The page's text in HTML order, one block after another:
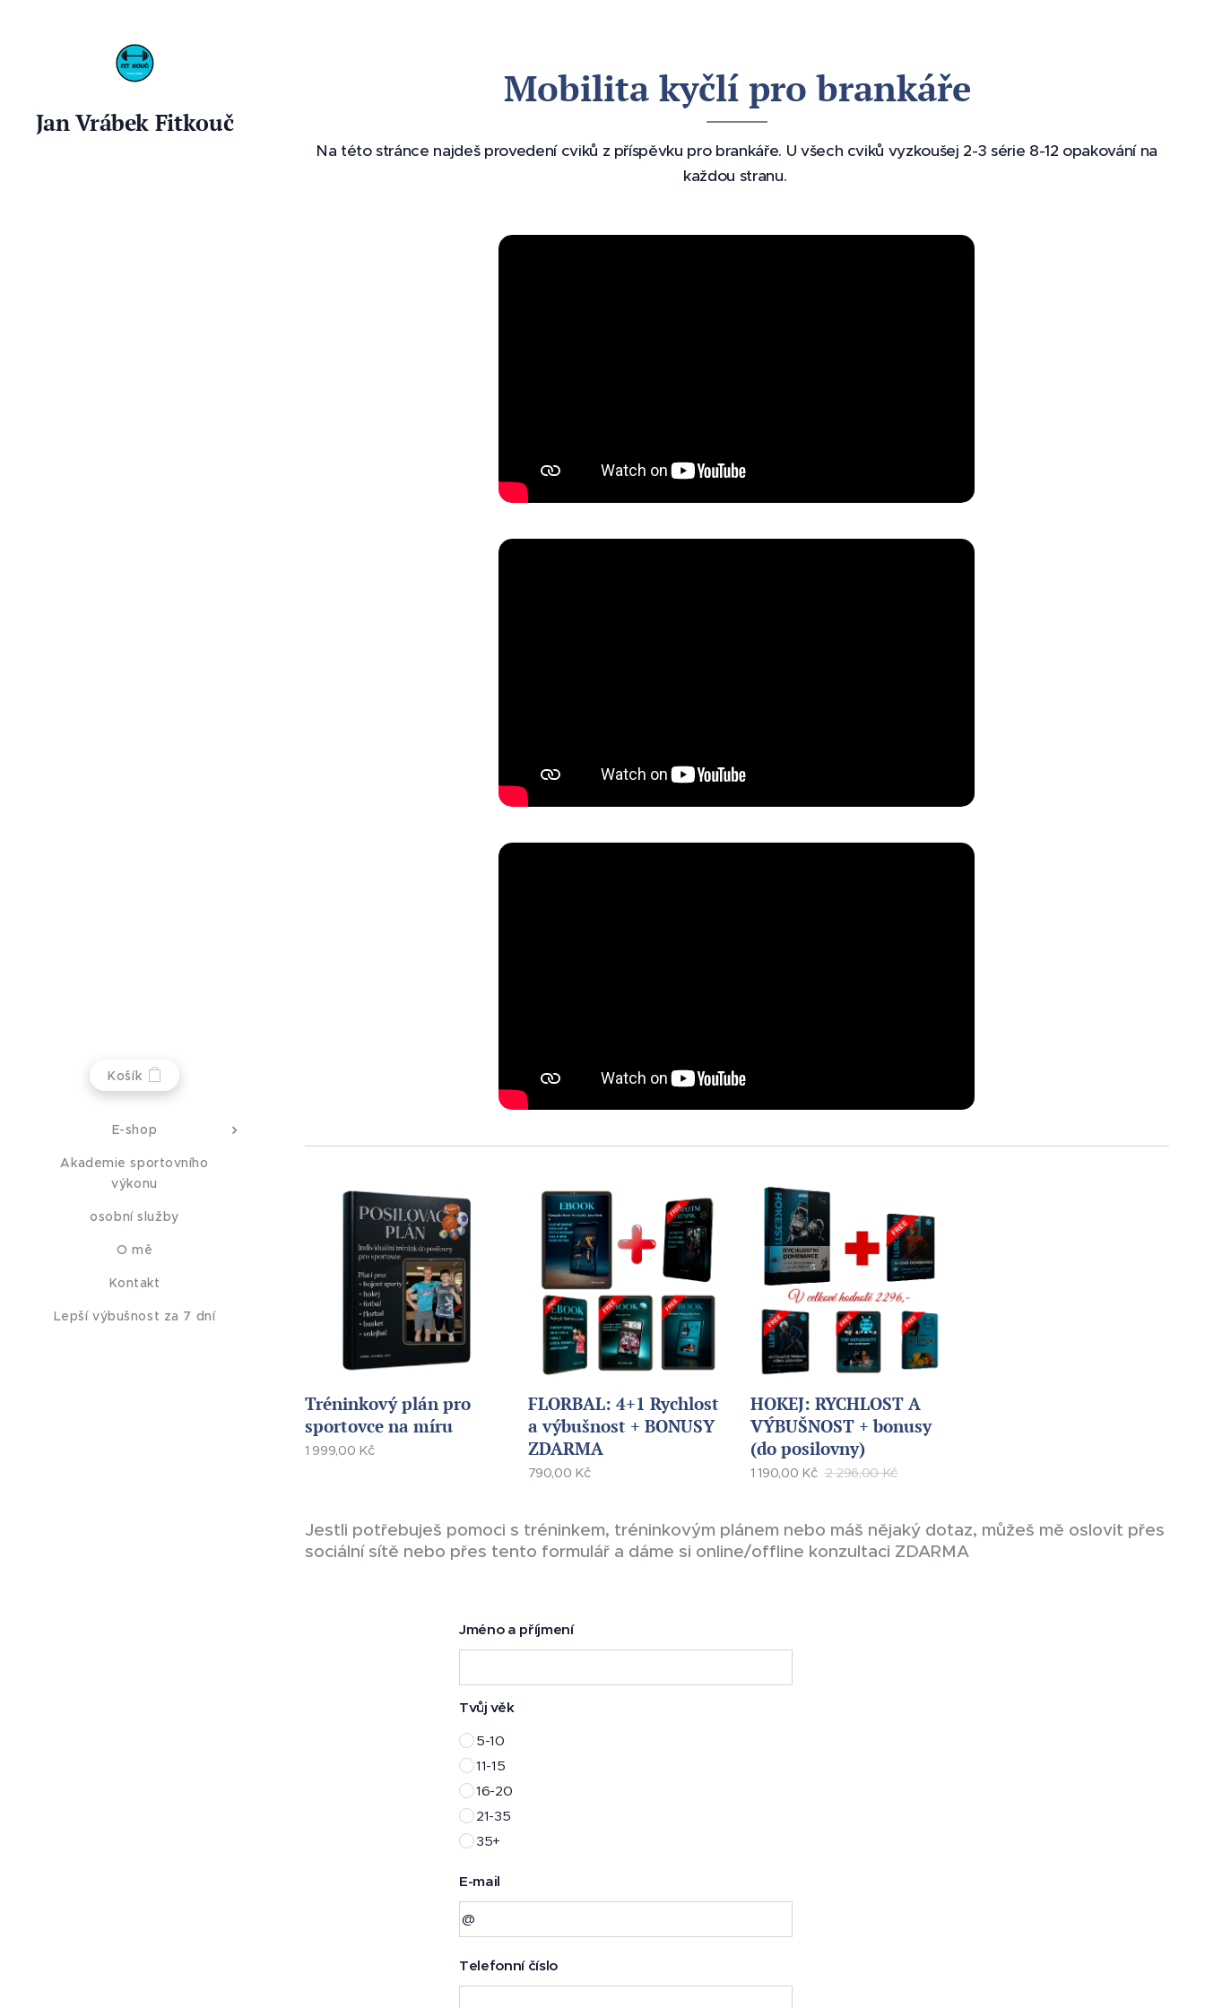
Jan Vrábek Fitkouč
Košík
E-shop
Akademie sportovního
výkonu
osobní služby
O mě
Kontakt
Lepší výbušnost za 7 dní
Mobilita kyčlí pro brankáře
Na této stránce najdeš provedení cviků z příspěvku pro brankáře. U všech cviků vyzkoušej 2-3 série 8-12 opakování na
každou stranu.
Tréninkový plán pro
sportovce na míru
1 999,00 Kč
FLORBAL: 4+1 Rychlost
a výbušnost + BONUSY
ZDARMA
790,00 Kč
HOKEJ: RYCHLOST A
VÝBUŠNOST + bonusy
(do posilovny)
1 190,00 Kč 2 296,00Kč
Jestli potřebuješ pomoci s tréninkem, tréninkovým plánem nebo máš nějaký dotaz, můžeš mě oslovit přes
sociální sítě nebo přes tento formulář a dáme si online/offline konzultaci ZDARMA
Jméno a příjmení
Tvůj věk
5-10
11-15
16-20
21-35
35+
E-mail
Telefonní číslo